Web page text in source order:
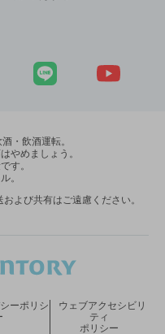
・飲酒運転。
やめましょう。
す。
。
よび共有はご遠慮ください。
ーポリシ
ウェブアクセシビリ
ティ
ポリシー